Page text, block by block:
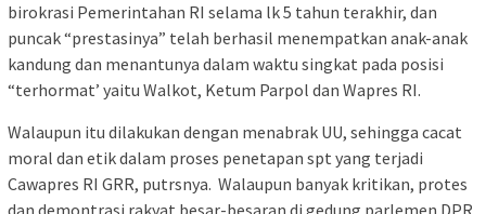
birokrasi Pemerintahan RI selama lk 5 tahun terakhir, dan
puncak “prestasinya” telah berhasil menempatkan anak-anak
kandung dan menantunya dalam waktu singkat pada posisi
“terhormat’ yaitu Walkot, Ketum Parpol dan Wapres RI.
Walaupun itu dilakukan dengan menabrak UU, sehingga cacat
moral dan etik dalam proses penetapan spt yang terjadi
Cawapres RI GRR, putrsnya. Walaupun banyak kritikan, protes